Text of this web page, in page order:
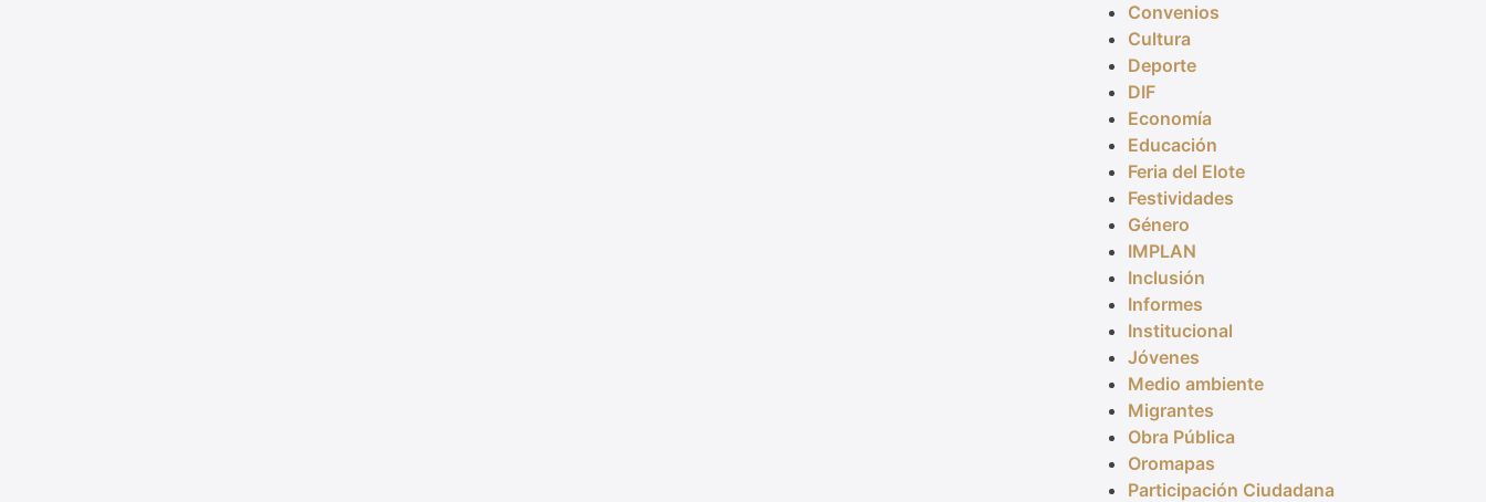
Convenios
Cultura
Deporte
DIF
Economía
Educación
Feria del Elote
Festividades
Género
IMPLAN
Inclusión
Informes
Institucional
Jóvenes
Medio ambiente
Migrantes
Obra Pública
Oromapas
Participación Ciudadana